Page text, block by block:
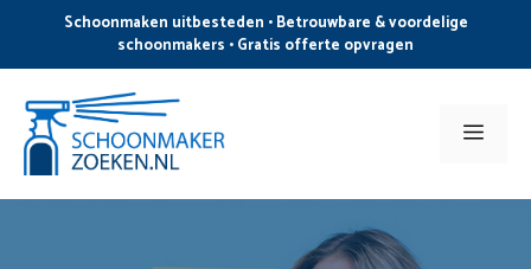
de
inhoud
Schoonmaken uitbesteden • Betrouwbare & voordelige
schoonmakers • Gratis offerte opvragen
Menu